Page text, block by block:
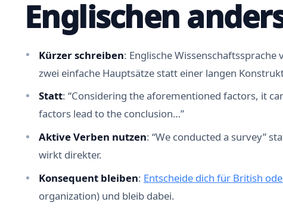
Englischen
Kürzer schreiben: Englische
zwei einfache Hauptsätze statt einer langen
Statt: “Considering the aforementioned factors, it
factors lead to the conclusion…”
Aktive Verben nutzen: “We conducted a survey”
wirkt direkter.
Konsequent bleiben: Entscheide dich für British
organization) und bleib dabei.